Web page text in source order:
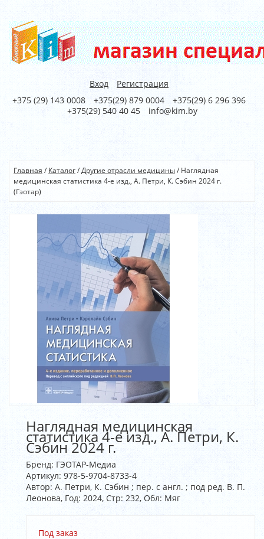
Вход
Регистрация
+375 (29) 143 0008
+375(29) 879 0004
+375(29) 6 296 396
+375(29) 540 40 45
info@kim.by
Главная /Каталог/Другие отрасли медицины/Наглядная
медицинская статистика 4-е изд., А. Петри, К. Сэбин 2024 г.
(Гэотар)
Наглядная медицинская
статистика 4-е изд., А. Петри, К.
Сэбин 2024 г.
Бренд: ГЭОТАР-Медиа
Артикул: 978-5-9704-8733-4
Автор: А. Петри, К. Сэбин ; пер. с англ. ; под ред. В. П.
Леонова, Год: 2024, Стр: 232, Обл: Мяг
Под заказ